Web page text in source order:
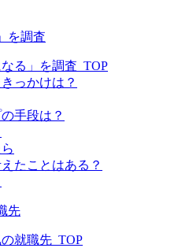
を調査
る」を調査_TOP
っかけは？
手段は？
たことはある？
先
就職先_TOP